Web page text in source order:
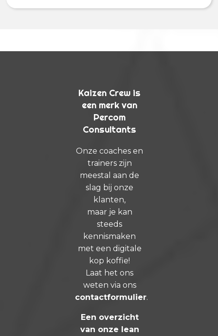
Kaizen Crew is
een merk van
Percom
Consultants
Onze coaches en
trainers zijn
meestal aan de
slag bij onze
klanten,
maar je kan
steeds
kennismaken
met een digitale
kop koffie!
Laat het ons
weten via ons
contactformulier.
Een overzicht
van onze lean